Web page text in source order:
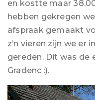
en kostte maar
hebben gekregen
afspraak gemaakt
z’n vieren zijn we er
gereden. Dit was de
Gradenc :).